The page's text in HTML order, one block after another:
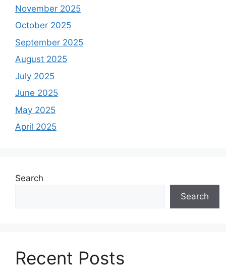
November 2025
October 2025
September 2025
August 2025
July 2025
June 2025
May 2025
April 2025
Search
Search
Recent Posts